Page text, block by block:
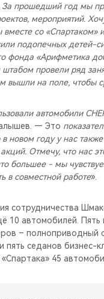
За прошедший год мы
мероприятий.
со «Спартаком»
подопечных детей-
фонда «Арифметика
провели ряд
вышли на поле, чтобы
автомобили
— Это
в новом году у нас
Отмечу, что нас
большее - мы
в совместной работе».
сотрудничества
10 автомобилей. Пять
– полноприводный
пять седанов бизнес-
45